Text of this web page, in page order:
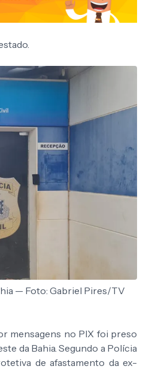
— Foto: Gabriel Pires/TV
mensagens no PIX foi preso
da Bahia. Segundo a Polícia
de afastamento da ex-